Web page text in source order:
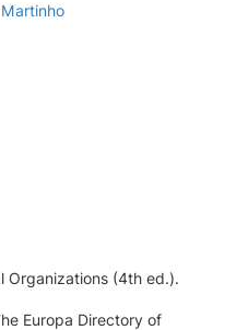
Organizations (4th ed.).
Europa Directory of